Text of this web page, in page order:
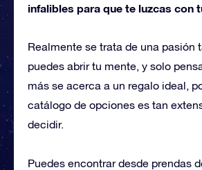
infalibles para que te luzcas con
Realmente se trata de una pasión
puedes abrir tu mente, y solo
más se acerca a un regalo ideal,
catálogo de opciones es tan
decidir.
Puedes encontrar desde prendas